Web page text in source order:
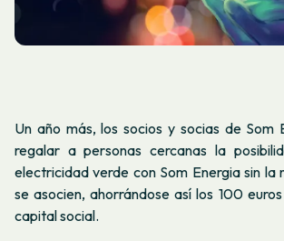
Un año más, los socios y socias de Som
regalar a personas cercanas la
electricidad verde con Som Energia sin la
se asocien, ahorrándose así los 100
capital social.